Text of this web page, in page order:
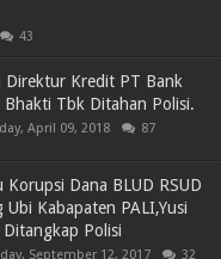
43
Direktur Kredit PT Bank
Bhakti Tbk Ditahan Polisi.
April 09, 2018 87
Korupsi Dana BLUD RSUD
Ubi Kabapaten PALI,Yusi
Ditangkap Polisi
September 12, 2017 32